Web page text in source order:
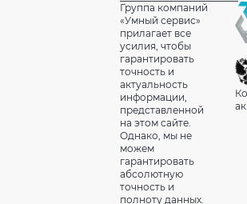
Группа компаний
«Умный сервис»
прилагает все
усилия, чтобы
гарантировать
точность и
актуальность
информации,
представленной
на этом сайте.
Однако, мы не
можем
гарантировать
абсолютную
точность и
полноту данных.